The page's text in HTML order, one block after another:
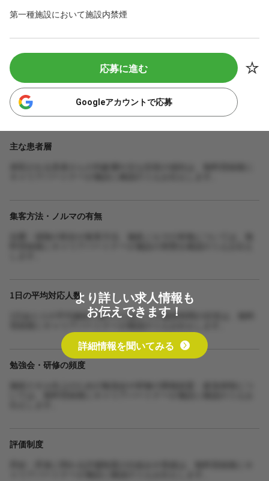
第一種施設において施設内禁煙
応募に進む
Googleアカウントで応募
主な患者層
集客方法・ノルマの有無
1日の平均対応人数
1日あたりの平均施術人数や1人あたりの施術時間の目安は、無料
勉強会・研修の頻度
評価制度
より詳しい求人情報も
お伝えできます！
詳細情報を聞いてみる